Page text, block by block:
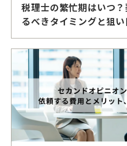
税理士の繁忙期はいつ
るべきタイミングと狙